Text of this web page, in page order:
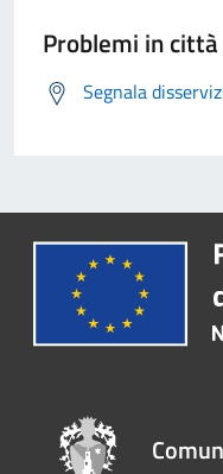
Problemi in città
Segnala